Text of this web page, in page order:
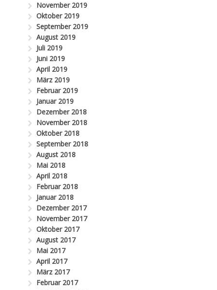
November 2019
Oktober 2019
September 2019
August 2019
Juli 2019
Juni 2019
April 2019
März 2019
Februar 2019
Januar 2019
Dezember 2018
November 2018
Oktober 2018
September 2018
August 2018
Mai 2018
April 2018
Februar 2018
Januar 2018
Dezember 2017
November 2017
Oktober 2017
August 2017
Mai 2017
April 2017
März 2017
Februar 2017